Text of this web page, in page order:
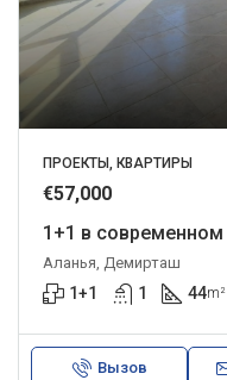
ПРОЕКТЫ, КВАРТИРЫ
€57,000
Аланья, Демирташ
1+1 1 44m²
Вызов